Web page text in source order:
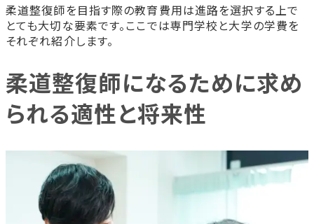
柔道整復師を目指す際の教育費用は進路を選択する上で
とても大切な要素です。ここでは専門学校と大学の学費を
それぞれ紹介します。
柔道整復師になるために求め
られる適性と将来性